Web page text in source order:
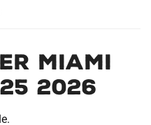
Miami
2026